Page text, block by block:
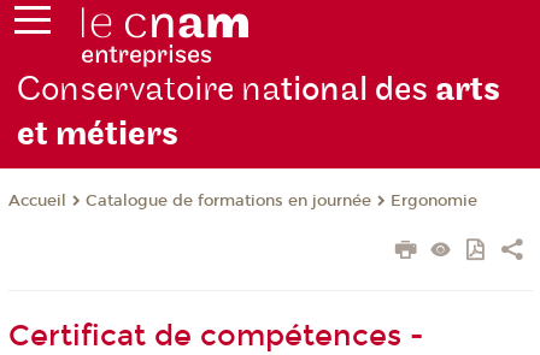
Conservatoire national des arts
et métiers
Accueil Catalogue de formations en journée Ergonomie
Certificat de compétences -